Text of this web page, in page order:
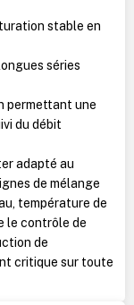
stable en
séries
permettant une
du débit
adapté au
de mélange
température de
le contrôle de
de
critique sur toute